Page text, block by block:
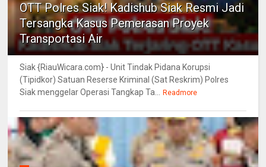
OTT Polres Siak! Kadishub Siak Resmi Jadi
Tersangka Kasus Pemerasan Proyek
Transportasi Air
Siak {RiauWicara.com} - Unit Tindak Pidana Korupsi
(Tipidkor) Satuan Reserse Kriminal (Sat Reskrim) Polres
Siak menggelar Operasi Tangkap Ta... Readmore